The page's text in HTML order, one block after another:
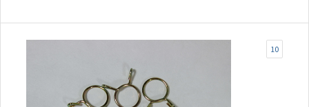
10